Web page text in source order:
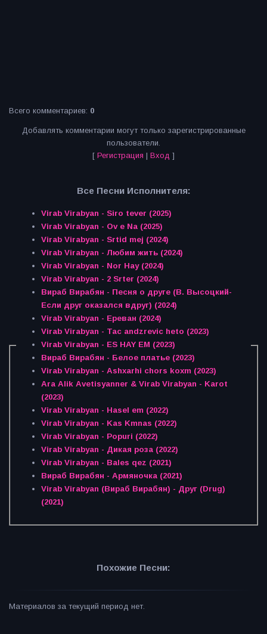
Всего комментариев: 0
Добавлять комментарии могут только зарегистрированные
пользователи.
[ Регистрация | Вход ]
Все Песни Исполнителя:
Virab Virabyan - Siro tever (2025)
Virab Virabyan - Ov e Na (2025)
Virab Virabyan - Srtid mej (2024)
Virab Virabyan - Любим жить (2024)
Virab Virabyan - Nor Hay (2024)
Virab Virabyan - 2 Srter (2024)
Вираб Вирабян - Песня о друге (В. Высоцкий-
Если друг оказался вдруг) (2024)
Virab Virabyan - Ереван (2024)
Virab Virabyan - Tac andzrevic heto (2023)
Virab Virabyan - ES HAY EM (2023)
Вираб Вирабян - Белое платье (2023)
Virab Virabyan - Ashxarhi chors koxm (2023)
Ara Alik Avetisyanner & Virab Virabyan - Karot
(2023)
Virab Virabyan - Hasel em (2022)
Virab Virabyan - Kas Kmnas (2022)
Virab Virabyan - Popuri (2022)
Virab Virabyan - Дикая роза (2022)
Virab Virabyan - Bales qez (2021)
Вираб Вирабян - Армяночка (2021)
Virab Virabyan (Вираб Вирабян) - Друг (Drug)
(2021)
Похожие Песни:
Материалов за текущий период нет.